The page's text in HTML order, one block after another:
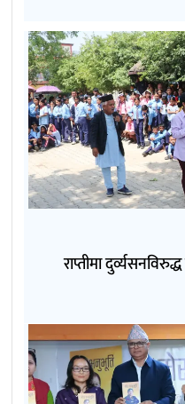
राप्तीमा